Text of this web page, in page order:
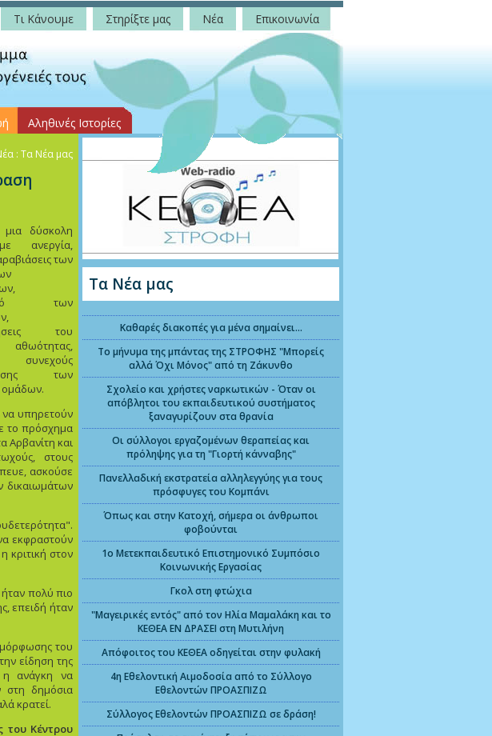
Τι Κάνουμε Στηρίξτε μας Νέα Επικοινωνία
Αληθινές Ιστορίες
: Τα Νέα μας
δύσκολη
ανεργία,
των
των
του
αθωότητας,
των
να υπηρετούν
το πρόσχημα
και
στους
ασκούσε
δικαιωμάτων
εκφραστούν
κριτική στον
πολύ πιο
επειδή ήταν
του
είδηση της
η ανάγκη να
στη δημόσια
κρατεί.
του Κέντρου
Τα Νέα μας
Καθαρές διακοπές για μένα σημαίνει...
Το μήνυμα της μπάντας της ΣΤΡΟΦΗΣ "Μπορείς
αλλά Όχι Μόνος" από τη Ζάκυνθο
Σχολείο και χρήστες ναρκωτικών - Όταν οι
απόβλητοι του εκπαιδευτικού συστήματος
ξαναγυρίζουν στα θρανία
Οι σύλλογοι εργαζομένων θεραπείας και
πρόληψης για τη "Γιορτή κάνναβης"
Πανελλαδική εκστρατεία αλληλεγγύης για τους
πρόσφυγες του Κομπάνι
Όπως και στην Κατοχή, σήμερα οι άνθρωποι
φοβούνται
1ο Μετεκπαιδευτικό Επιστημονικό Συμπόσιο
Κοινωνικής Εργασίας
Γκολ στη φτώχια
"Μαγειρικές εντός" από τον Ηλία Μαμαλάκη και το
ΚΕΘΕΑ ΕΝ ΔΡΑΣΕΙ στη Μυτιλήνη
Απόφοιτος του ΚΕΘΕΑ οδηγείται στην φυλακή
4η Εθελοντική Αιμοδοσία από το Σύλλογο
Εθελοντών ΠΡΟΑΣΠΙΖΩ
Σύλλογος Εθελοντών ΠΡΟΑΣΠΙΖΩ σε δράση!